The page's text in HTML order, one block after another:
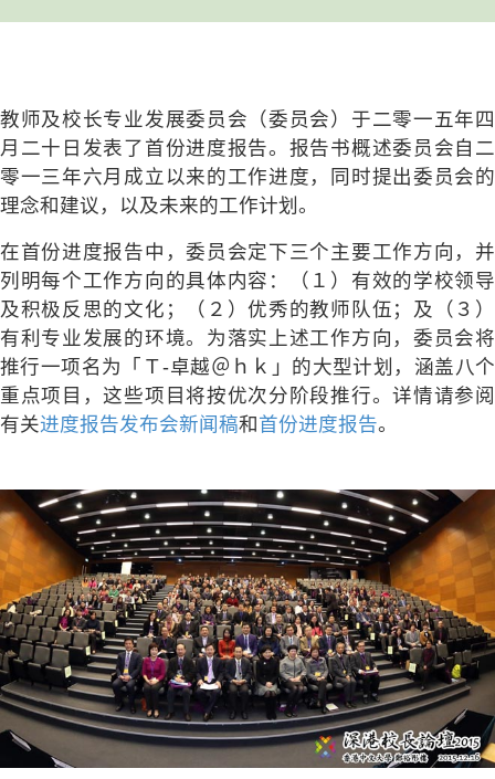
教师及校长专业发展委员会（委员会）于二零一五年四
月二十日发表了首份进度报告。报告书概述委员会自二
零一三年六月成立以来的工作进度，同时提出委员会的
理念和建议，以及未来的工作计划。
在首份进度报告中，委员会定下三个主要工作方向，并
列明每个工作方向的具体内容：（１）有效的学校领导
及积极反思的文化；（２）优秀的教师队伍；及（３）
有利专业发展的环境。为落实上述工作方向，委员会将
推行一项名为「Ｔ-卓越＠ｈｋ」的大型计划，涵盖八个
重点项目，这些项目将按优次分阶段推行。详情请参阅
有关进度报告发布会新闻稿和 首份进度报告。